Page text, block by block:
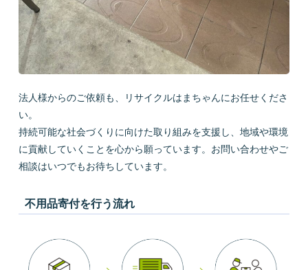
法人様からのご依頼も、リサイクルはまちゃんにお任せくださ
い。
持続可能な社会づくりに向けた取り組みを支援し、地域や環境
に貢献していくことを心から願っています。お問い合わせやご
相談はいつでもお待ちしています。
不用品寄付を行う流れ